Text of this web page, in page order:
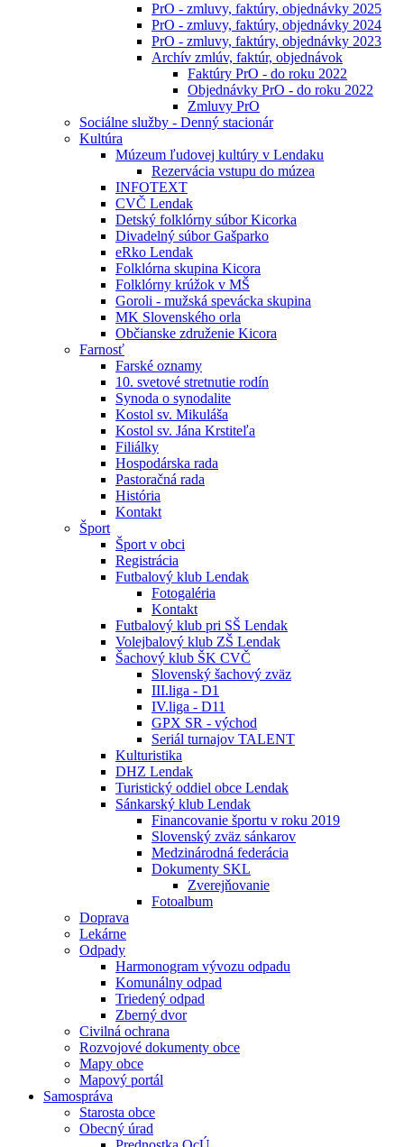
PrO - zmluvy, faktúry, objednávky 2025
PrO - zmluvy, faktúry, objednávky 2024
PrO - zmluvy, faktúry, objednávky 2023
Archív zmlúv, faktúr, objednávok
Faktúry PrO - do roku 2022
Objednávky PrO - do roku 2022
Zmluvy PrO
Sociálne služby - Denný stacionár
Kultúra
Múzeum ľudovej kultúry v Lendaku
Rezervácia vstupu do múzea
INFOTEXT
CVČ Lendak
Detský folklórny súbor Kicorka
Divadelný súbor Gašparko
eRko Lendak
Folklórna skupina Kicora
Folklórny krúžok v MŠ
Goroli - mužská spevácka skupina
MK Slovenského orla
Občianske združenie Kicora
Farnosť
Farské oznamy
10. svetové stretnutie rodín
Synoda o synodalite
Kostol sv. Mikuláša
Kostol sv. Jána Krstiteľa
Filiálky
Hospodárska rada
Pastoračná rada
História
Kontakt
Šport
Šport v obci
Registrácia
Futbalový klub Lendak
Fotogaléria
Kontakt
Futbalový klub pri SŠ Lendak
Volejbalový klub ZŠ Lendak
Šachový klub ŠK CVČ
Slovenský šachový zväz
III.liga - D1
IV.liga - D11
GPX SR - východ
Seriál turnajov TALENT
Kulturistika
DHZ Lendak
Turistický oddiel obce Lendak
Sánkarský klub Lendak
Financovanie športu v roku 2019
Slovenský zväz sánkarov
Medzinárodná federácia
Dokumenty SKL
Zverejňovanie
Fotoalbum
Doprava
Lekárne
Odpady
Harmonogram vývozu odpadu
Komunálny odpad
Triedený odpad
Zberný dvor
Civilná ochrana
Rozvojové dokumenty obce
Mapy obce
Mapový portál
Samospráva
Starosta obce
Obecný úrad